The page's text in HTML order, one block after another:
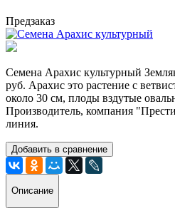
Предзаказ
Семена Арахис культурный
руб. Арахис это растение с
около 30 см, плоды вздутые
Производитель, компания
линия.
Добавить в сравнение
Описание